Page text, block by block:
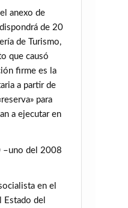
anexo de
de 20
de Turismo,
que causó
firme es la
a partir de
para
a ejecutar en
–uno del 2008
en el
del